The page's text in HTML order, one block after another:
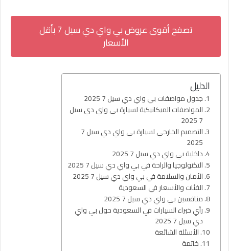
تصفح أقوى عروض بي واي دي سيل 7 بأقل
الأسعار
الدليل
جدول مواصفات بي واي دي سيل 7 2025
المواصفات الميكانيكية لسيارة بي واي دي سيل
7 2025
التصميم الخارجي لسيارة بي واي دي سيل 7
2025
داخلية بي واي دي سيل 7 2025
التكنولوجيا والراحة في بي واي دي سيل 7 2025
الأمان والسلامة في بي واي دي سيل 7 2025
الفئات والأسعار في السعودية
منافسين بي واي دي سيل 7 2025
رأي خبراء السيارات في السعودية حول بي واي
دي سيل 7 2025
الأسئلة الشائعة
خاتمة